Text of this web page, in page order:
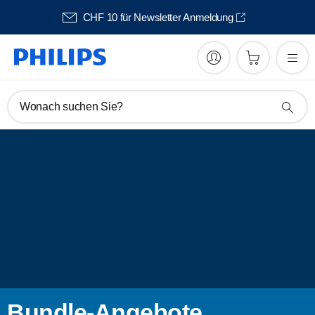
Anmeldung
Wonach suchen Sie?